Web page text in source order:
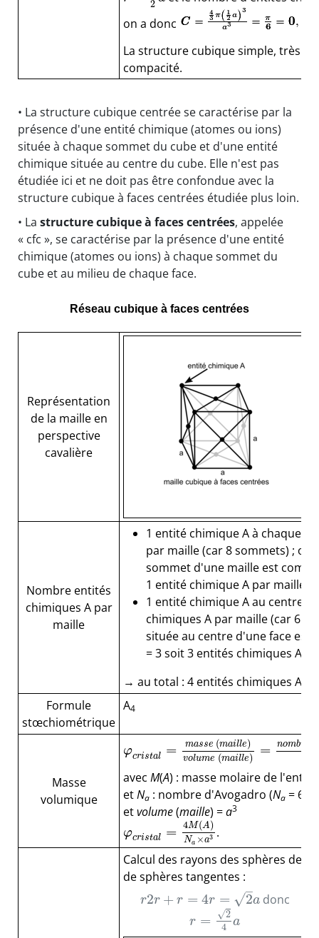
2
on a donc
La structure cubique simple, très
compacité.
• La structure cubique centrée se caractérise par la
présence d'une entité chimique (atomes ou ions)
située à chaque sommet du cube et d'une entité
chimique située au centre du cube. Elle n'est pas
étudiée ici et ne doit pas être confondue avec la
structure cubique à faces centrées étudiée plus loin.
• La structure cubique à faces centrées, appelée
« cfc », se caractérise par la présence d'une entité
chimique (atomes ou ions) à chaque sommet du
cube et au milieu de chaque face.
Réseau cubique à faces centrées
Représentation
de la maille en
perspective
cavalière
Nombre entités
chimiques A par
maille
1 entité chimique A à chaque
par maille (car 8 sommets) ; or
sommet d'une maille est
1 entité chimique A par maille.
1 entité chimique A au centre
chimiques A par maille (car 6
située au centre d'une face est
= 3 soit 3 entités chimiques A
→ au total : 4 entités chimiques A
Formule
stœchiométrique
A4
Masse
volumique
φcristal = masse (maille)
volume (maille) = nombr
avec M(A) : masse molaire de
etNa: nombre d'Avogadro (Na=
etvolume(maille) =a3
φcristal = 4M (A)
Na ×a3 .
Calcul des rayons des sphères des
de sphères tangentes :
r2r + r = 4r = 2
–
√ a donc
r = 2
√
4 a